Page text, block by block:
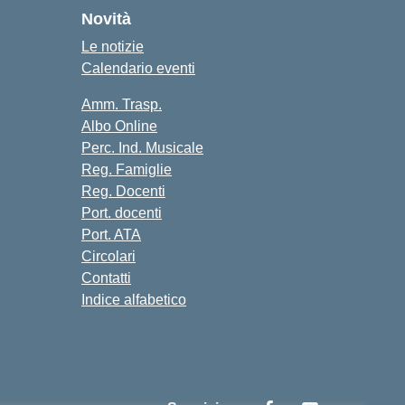
Novità
Le notizie
Calendario eventi
Amm. Trasp.
Albo Online
Perc. Ind. Musicale
Reg. Famiglie
Reg. Docenti
Port. docenti
Port. ATA
Circolari
Contatti
Indice alfabetico